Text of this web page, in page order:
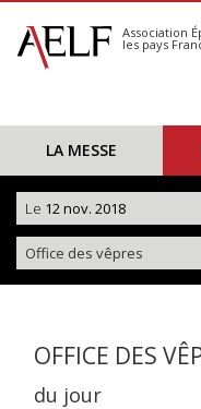
S'abonner
Calendrier
Association
les pays
LA MESSE
Le 12 nov. 2018
Office des vêpres
OFFICE DES
du jour